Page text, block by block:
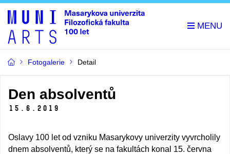
Fotogalerie Detail
Den absolventů
15. 6. 2019
Oslavy 100 let od vzniku Masarykovy univerzity vyvrcholily
dnem absolventů, který se na fakultách konal 15. června